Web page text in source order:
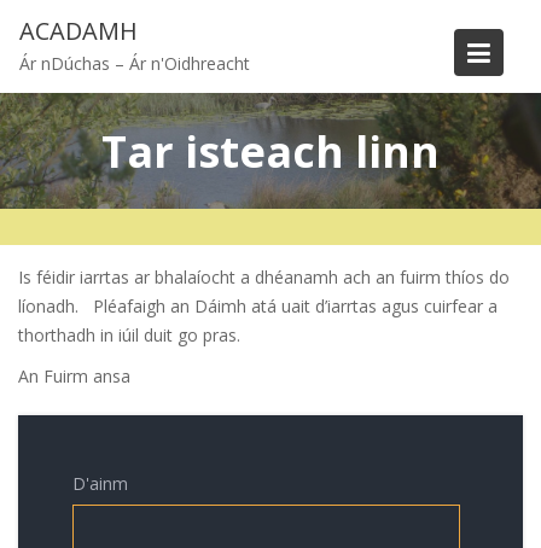
content
ACADAMH
Ár nDúchas – Ár n'Oidhreacht
Tar isteach linn
Is féidir iarrtas ar bhalaíocht a dhéanamh ach an fuirm thíos do
líonadh. Pléafaigh an Dáimh atá uait d’iarrtas agus cuirfear a
thorthadh in iúil duit go pras.
An Fuirm ansa
D'ainm